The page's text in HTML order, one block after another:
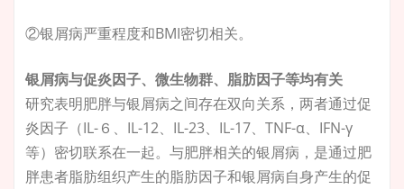
②银屑病严重程度和BMI密切相关。
银屑病与促炎因子、微生物群、脂肪因子等均有关
研究表明肥胖与银屑病之间存在双向关系，两者通过促
炎因子（IL-６、IL-12、IL-23、IL-17、TNF-α、IFN-γ
等）密切联系在一起。与肥胖相关的银屑病，是通过肥
胖患者脂肪组织产生的脂肪因子和银屑病自身产生的促